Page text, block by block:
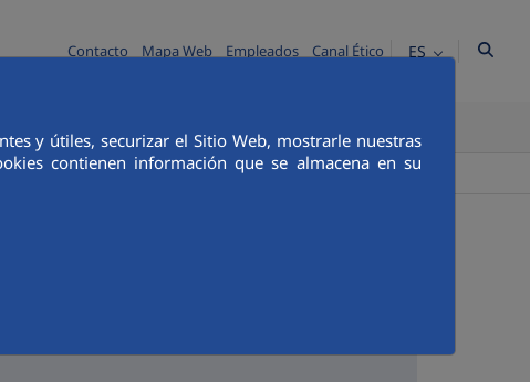
y útiles, securizar el Sitio Web, mostrarle nuestras
contienen información que se almacena en su
Contacto Mapa Web Empleados Canal Ético ES